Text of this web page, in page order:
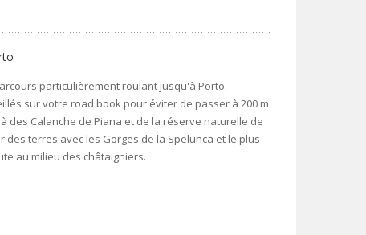
particulièrement roulant jusqu'à Porto.
sur votre road book pour éviter de passer à 200 m
des Calanche de Piana et de la réserve naturelle de
terres avec les Gorges de la Spelunca et le plus
au milieu des châtaigniers.